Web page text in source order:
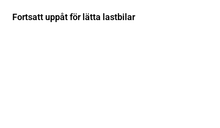
Fortsatt uppåt för lätta lastbilar